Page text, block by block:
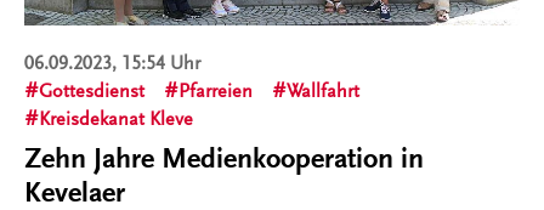
06.09.2023, 15:54 Uhr
Gottesdienst
Pfarreien
Wallfahrt
Kreisdekanat Kleve
Zehn Jahre Medienkooperation in
Kevelaer